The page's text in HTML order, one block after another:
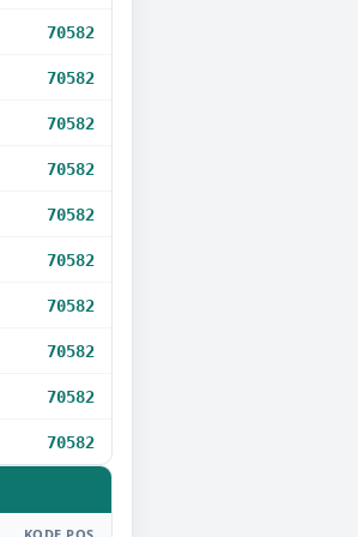
70582
70582
70582
70582
70582
70582
70582
70582
70582
70582